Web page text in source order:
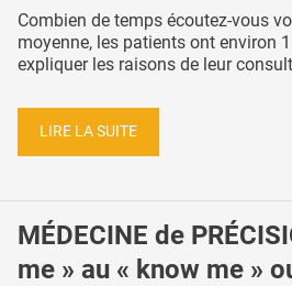
Combien de temps écoutez-vous
moyenne, les patients ont environ
expliquer les raisons de leur
LIRE LA SUITE
MÉDECINE de
me » au « know me »